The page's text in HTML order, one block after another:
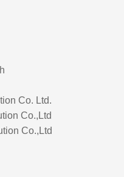
Co. Ltd.
Co.,Ltd
Co.,Ltd